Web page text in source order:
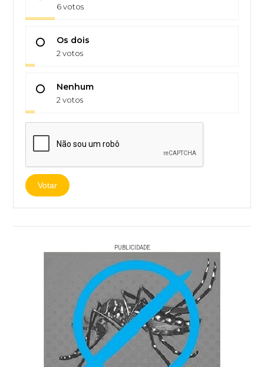
6 votos
Os dois
2 votos
Nenhum
2 votos
Votar
PUBLICIDADE